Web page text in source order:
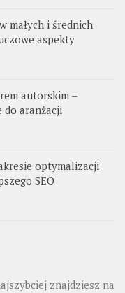
małych i średnich
aspekty
autorskim –
do aranżacji
optymalizacji
SEO
znajdziesz na